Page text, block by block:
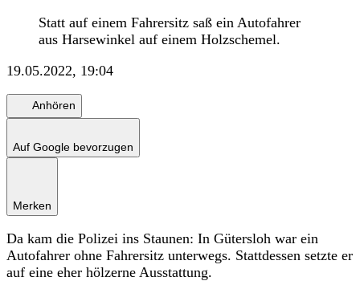
Statt auf einem Fahrersitz saß ein Autofahrer
aus Harsewinkel auf einem Holzschemel.
19.05.2022, 19:04
Anhören
Auf Google bevorzugen
Merken
Da kam die Polizei ins Staunen: In Gütersloh war ein
Autofahrer ohne Fahrersitz unterwegs. Stattdessen setzte er
auf eine eher hölzerne Ausstattung.